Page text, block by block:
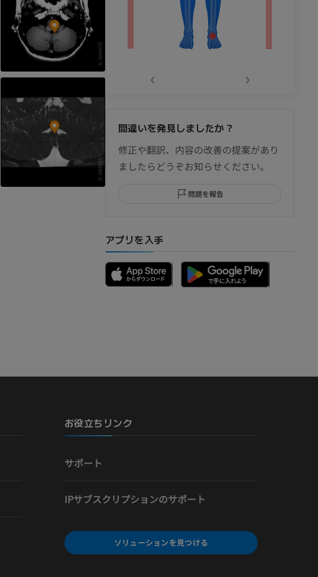
股関節MRI
MRI
プレミアム
膝 MRI
MRI
プレミアム
膝関節CT関節造影
CT関節造影
プレミアム
‹ ›
間違いを発見しましたか？
修正や翻訳、内容の改善の提案があり
ましたらどうぞお知らせください。
問題を報告
アプリを入手
お役立ちリンク
サポート
IPサブスクリプションのサポート
ソリューションを見つける